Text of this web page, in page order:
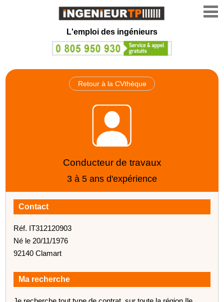
L'emploi des ingénieurs
Retour à la CVthèque
Conducteur de travaux
3 à 5 ans d'expérience
Contact
Réf. IT312120903
Né le 20/11/1976
92140 Clamart
Ma recherche